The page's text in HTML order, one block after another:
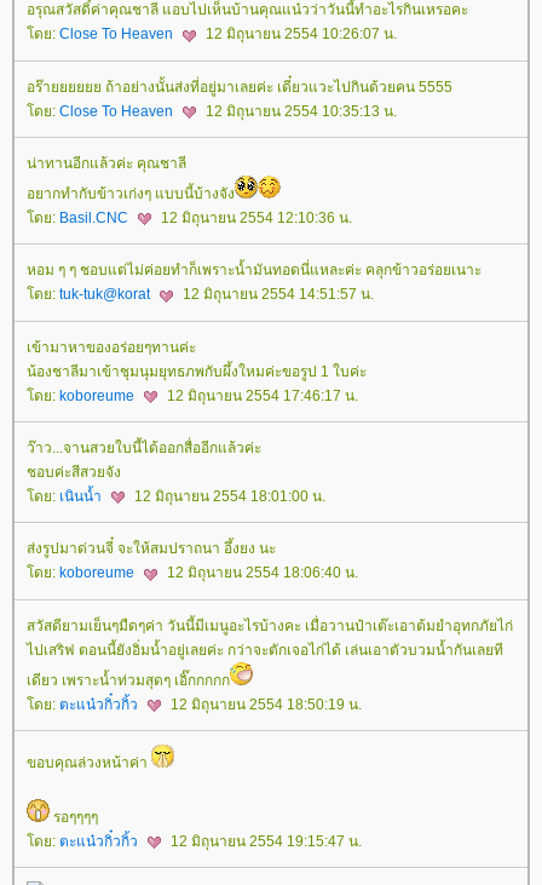
อรุณสวัสดิ์ค่าคุณชาลี แอบไปเห็นบ้านคุณแน๋วว่าวันนี้ทำอะไรกินเหรอคะ
ดย: Close To Heaven 12 มิถุนายน 2554 10:26:07 น.
อร๊ายยยยยย ถ้าอย่างนั้นส่งที่อยู่มาเลยค่ะ เดี๋ยวแวะไปกินด้วยคน 5555
ดย: Close To Heaven 12 มิถุนายน 2554 10:35:13 น.
น่าทานอีกแล้วค่ะ คุณชาลี
อยากทำกับข้าวเก่งๆ แบบนี้บ้างจัง
ดย: Basil.CNC 12 มิถุนายน 2554 12:10:36 น.
หอม ๆ ๆ ชอบแต่ไม่ค่อยทำก็เพราะน้ำมันทอดนี่แหละค่ะ คลุกข้าวอร่อยเนาะ
ดย: tuk-tuk@korat 12 มิถุนายน 2554 14:51:57 น.
เข้ามาหาของอร่อยๆทานค่ะ
น้องชาลีมาเข้าชุมนุมยุทธภพกับผึ้งใหมค่ะขอรูป 1 ใบค่ะ
ดย: koboreume 12 มิถุนายน 2554 17:46:17 น.
ว๊าว...จานสวยใบนี้ได้ออกสื่ออีกแล้วค่ะ
ชอบค่ะสีสวยจัง
ดย: เนินน้ำ 12 มิถุนายน 2554 18:01:00 น.
ส่งรูปมาด่วนจี๋ จะให้สมปราถนา อึ้งยง นะ
ดย: koboreume 12 มิถุนายน 2554 18:06:40 น.
สวัสดียามเย็นๆมืดๆค่า วันนี้มีเมนูอะไรบ้างคะ เมื่อวานป๋าเต๊ะเอาต้มยำอุทกภัยไก่
ไปเสริฟ ตอนนี้ยังอิ่มน้ำอยู่เลยค่ะ กว่าจะตักเจอไก่ได้ เล่นเอาตัวบวมน้ำกันเลยที
เดียว เพราะน้ำท่วมสุดๆ เอิ๊กกกกก
ดย: ตะแน๋วกิ๋วกิ้ว 12 มิถุนายน 2554 18:50:19 น.
ขอบคุณล่วงหน้าค่า
รอๆๆๆๆ
ดย: ตะแน๋วกิ๋วกิ้ว 12 มิถุนายน 2554 19:15:47 น.